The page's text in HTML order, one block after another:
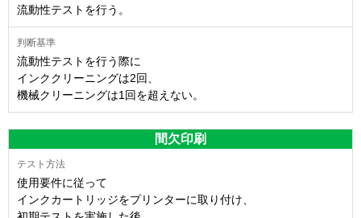
流動性テストを行う。
流動性テストを行う際に
インククリーニングは2回、
機械クリーニングは1回を超えない。
間欠印刷
使用要件に従って
インクカートリッジをプリンターに取り付け、